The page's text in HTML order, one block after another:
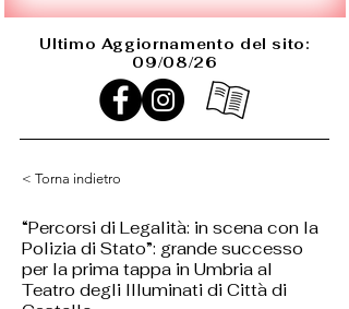
Ultimo Aggiornamento del sito:
09/08/26
< Torna indietro
“Percorsi di Legalità: in scena con la
Polizia di Stato”: grande successo
per la prima tappa in Umbria al
Teatro degli Illuminati di Città di